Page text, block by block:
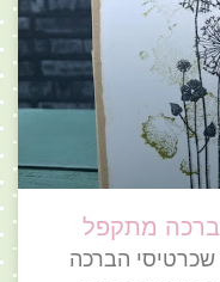
ברכה מתקפל
שכרטיסי הברכה